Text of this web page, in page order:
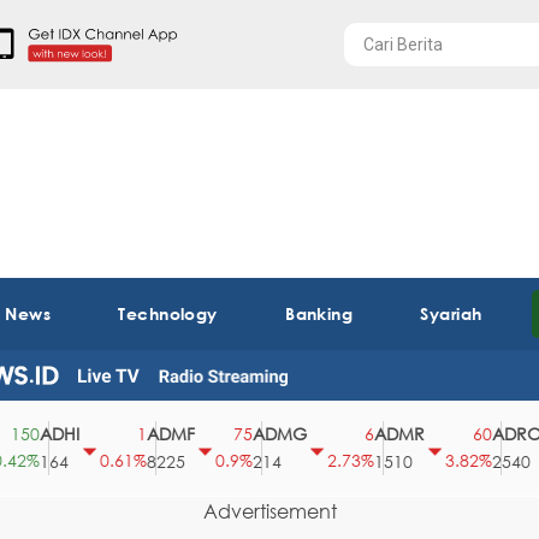
Technology Banking Syariah
ADHI
164
0.61%
ADMF
8225
0.9%
ADMG
214
2.73%
ADMR
1510
3.82%
ADRO
2540
Advertisement